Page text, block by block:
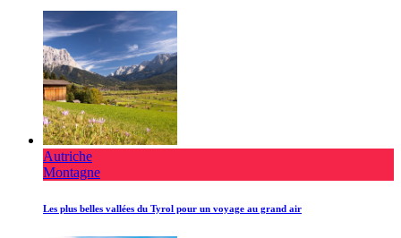
Autriche
Montagne
Les plus belles vallées du Tyrol pour un voyage au grand air